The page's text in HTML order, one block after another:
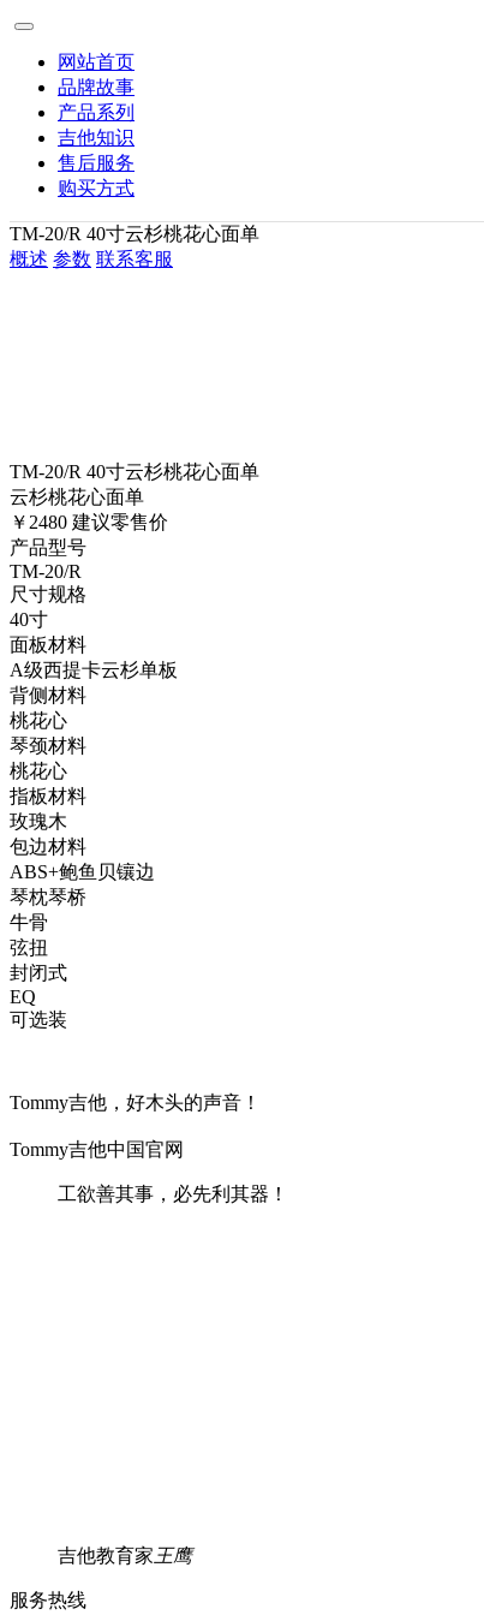
网站首页
品牌故事
产品系列
吉他知识
售后服务
购买方式
TM-20/R 40寸云杉桃花心面单
概述 参数 联系客服
TM-20/R 40寸云杉桃花心面单
云杉桃花心面单
￥2480 建议零售价
产品型号
TM-20/R
尺寸规格
40寸
面板材料
A级西提卡云杉单板
背侧材料
桃花心
琴颈材料
桃花心
指板材料
玫瑰木
包边材料
ABS+鲍鱼贝镶边
琴枕琴桥
牛骨
弦扭
封闭式
EQ
可选装
Tommy吉他，好木头的声音！
Tommy吉他中国官网
工欲善其事，必先利其器！
吉他教育家 王鹰
服务热线